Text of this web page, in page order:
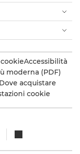
Accessibilità
moderna (PDF)
acquistare
cookie